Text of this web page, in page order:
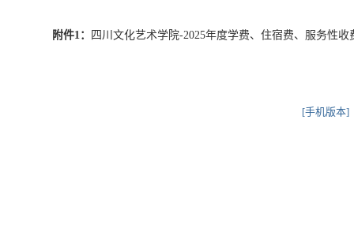
附件1： 四川文化艺术学院-2025年度学费、住宿费、服务性
[手机版本]